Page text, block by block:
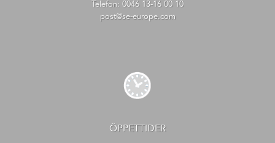
Telefon: 0046 13-16 00 10
post@se-europe.com
ÖPPETTIDER